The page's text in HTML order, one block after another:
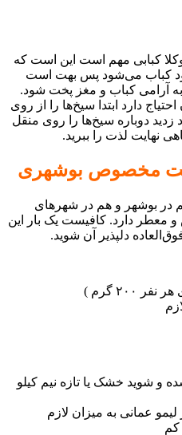
کبابی مهم است این است که
کباب می‌شود پس بهت است
به آرامی کباب و مغز پخت شود.
دارد ابتدا سیخ‌ها را از روی
زدید دوباره سیخ‌ها را روی منقل
نهایت لذت را ببرید.
مخصوص بوشهری
در بوشهر و هم در شهر‌های
دارد. کافیست یک بار این
دلپذیر آن شوید.
و شوید خشک یا تازه نیم کیلو
لیمو عمانی به میزان لازم
کم